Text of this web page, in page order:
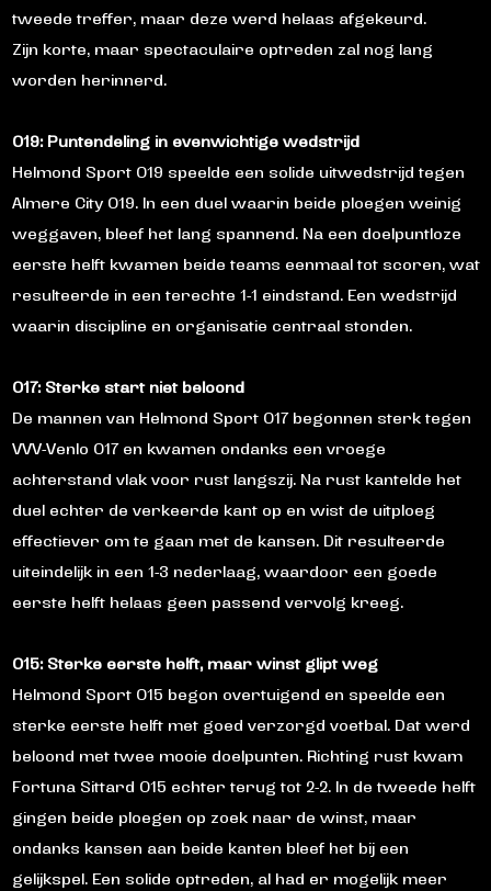
tweede treffer, maar deze werd helaas afgekeurd.
Zijn korte, maar spectaculaire optreden zal nog lang
worden herinnerd.
O19: Puntendeling in evenwichtige wedstrijd
Helmond Sport O19 speelde een solide uitwedstrijd tegen
Almere City O19. In een duel waarin beide ploegen weinig
weggaven, bleef het lang spannend. Na een doelpuntloze
eerste helft kwamen beide teams eenmaal tot scoren, wat
resulteerde in een terechte 1-1 eindstand. Een wedstrijd
waarin discipline en organisatie centraal stonden.
O17: Sterke start niet beloond
De mannen van Helmond Sport O17begonnen sterk tegen
VVV-Venlo O17en kwamen ondanks een vroege
achterstand vlak voor rust langszij. Na rust kantelde het
duel echter de verkeerde kant op en wist de uitploeg
effectiever om te gaan met de kansen. Dit resulteerde
uiteindelijk in een 1-3 nederlaag, waardoor een goede
eerste helft helaas geen passend vervolg kreeg.
O15: Sterke eerste helft, maar winst glipt weg
Helmond Sport O15 begon overtuigend en speelde een
sterke eerste helft met goed verzorgd voetbal. Dat werd
beloond met twee mooie doelpunten. Richting rust kwam
Fortuna Sittard O15 echter terug tot 2-2. In de tweede helft
gingen beide ploegen op zoek naar de winst, maar
ondanks kansen aan beide kanten bleef het bij een
gelijkspel. Een solide optreden, al had er mogelijk meer